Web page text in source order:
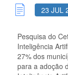
23 JUL
Pesquisa do
Inteligência
27% dos
para a adoção